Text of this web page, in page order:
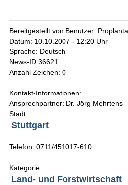
Bereitgestellt von Benutzer: Proplanta
Datum: 10.10.2007 - 12:20 Uhr
Sprache: Deutsch
News-ID 36621
Anzahl Zeichen: 0
Kontakt-Informationen:
Ansprechpartner: Dr. Jörg Mehrtens
Stadt:
Stuttgart
Telefon: 0711/451017-610
Kategorie:
Land- und Forstwirtschaft